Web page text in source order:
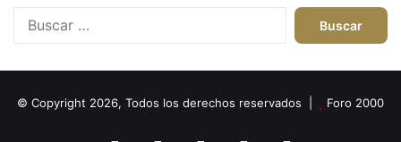
Buscar:
© Copyright 2026, Todos los derechos reservados | Foro 2000